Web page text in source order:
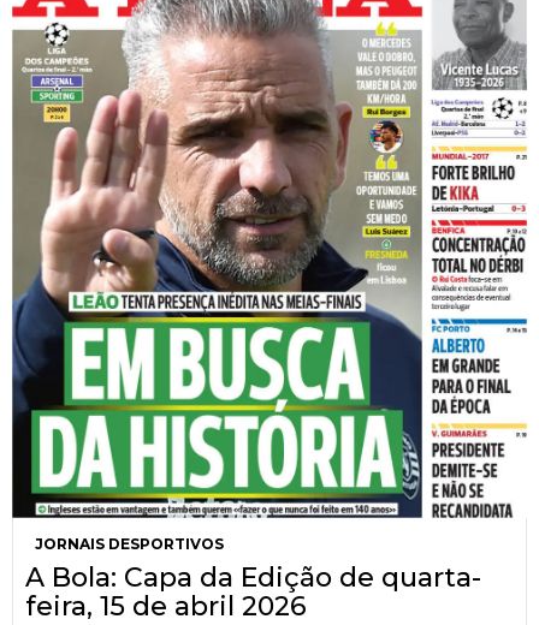
JORNAIS DESPORTIVOS
A Bola: Capa da Edição de quarta-
feira, 15 de abril 2026